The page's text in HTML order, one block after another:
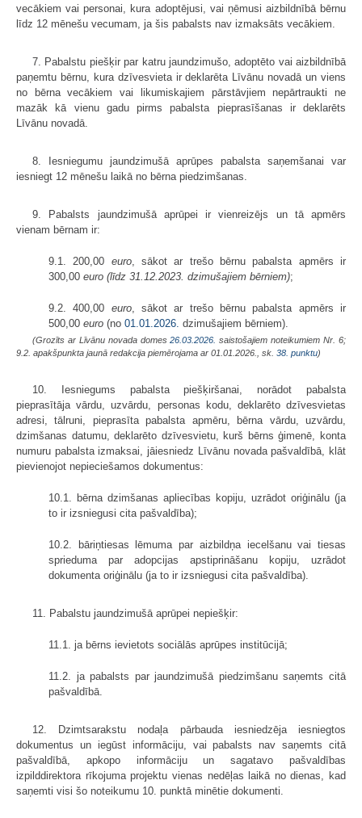
vecākiem vai personai, kura adoptējusi, vai ņēmusi aizbildnībā bērnu
līdz 12 mēnešu vecumam, ja šis pabalsts nav izmaksāts vecākiem.
7. Pabalstu piešķir par katru jaundzimušo, adoptēto vai aizbildnībā
paņemtu bērnu, kura dzīvesvieta ir deklarēta Līvānu novadā un viens
no bērna vecākiem vai likumiskajiem pārstāvjiem nepārtraukti ne
mazāk kā vienu gadu pirms pabalsta pieprasīšanas ir deklarēts
Līvānu novadā.
8. Iesniegumu jaundzimušā aprūpes pabalsta saņemšanai var
iesniegt 12 mēnešu laikā no bērna piedzimšanas.
9. Pabalsts jaundzimušā aprūpei ir vienreizējs un tā apmērs
vienam bērnam ir:
9.1. 200,00 euro, sākot ar trešo bērnu pabalsta apmērs ir
300,00 euro (līdz 31.12.2023. dzimušajiem bērniem);
9.2. 400,00 euro, sākot ar trešo bērnu pabalsta apmērs ir
500,00 euro (no 01.01.2026. dzimušajiem bērniem).
(Grozīts ar Līvānu novada domes26.03.2026. saistošajiem noteikumiem Nr. 6;
9.2. apakšpunkta jaunā redakcija piemērojama ar 01.01.2026., sk. 38. punktu)
10. Iesniegums pabalsta piešķiršanai, norādot pabalsta
pieprasītāja vārdu, uzvārdu, personas kodu, deklarēto dzīvesvietas
adresi, tālruni, pieprasīta pabalsta apmēru, bērna vārdu, uzvārdu,
dzimšanas datumu, deklarēto dzīvesvietu, kurš bērns ģimenē, konta
numuru pabalsta izmaksai, jāiesniedz Līvānu novada pašvaldībā, klāt
pievienojot nepieciešamos dokumentus:
10.1. bērna dzimšanas apliecības kopiju, uzrādot oriģinālu (ja
to ir izsniegusi cita pašvaldība);
10.2. bāriņtiesas lēmuma par aizbildņa iecelšanu vai tiesas
sprieduma par adopcijas apstiprināšanu kopiju, uzrādot
dokumenta oriģinālu (ja to ir izsniegusi cita pašvaldība).
11. Pabalstu jaundzimušā aprūpei nepiešķir:
11.1. ja bērns ievietots sociālās aprūpes institūcijā;
11.2. ja pabalsts par jaundzimušā piedzimšanu saņemts citā
pašvaldībā.
12. Dzimtsarakstu nodaļa pārbauda iesniedzēja iesniegtos
dokumentus un iegūst informāciju, vai pabalsts nav saņemts citā
pašvaldībā, apkopo informāciju un sagatavo pašvaldības
izpilddirektora rīkojuma projektu vienas nedēļas laikā no dienas, kad
saņemti visi šo noteikumu 10. punktā minētie dokumenti.